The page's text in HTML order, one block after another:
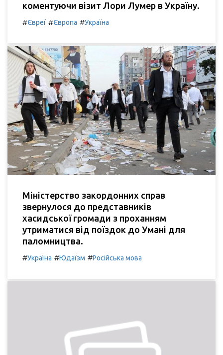
коментуючи візит Лори Лумер в Україну.
#Євреї #Європа #Україна
Міністерство закордонних справ
звернулося до представників
хасидської громади з проханням
утриматися від поїздок до Умані для
паломництва.
#Україна #Юдаїзм #Російська мова